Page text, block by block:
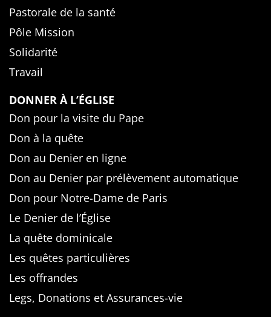
Pastorale de la santé
Pôle Mission
Solidarité
Travail
DONNER À L’ÉGLISE
Don pour la visite du Pape
Don à la quête
Don au Denier en ligne
Don au Denier par prélèvement automatique
Don pour Notre-Dame de Paris
Le Denier de l’Église
La quête dominicale
Les quêtes particulières
Les offrandes
Legs, Donations et Assurances-vie